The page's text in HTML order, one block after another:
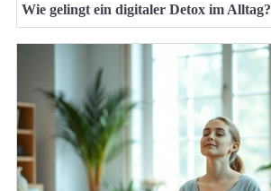
Wie gelingt ein digitaler Detox im Alltag?